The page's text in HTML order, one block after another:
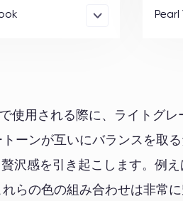
用される際に、ライトグ
ーンが互いにバランスを取
沢感を引き起こします。例
らの色の組み合わせは非常に